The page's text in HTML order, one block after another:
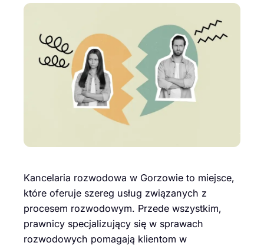
Kancelaria rozwodowa w Gorzowie to miejsce,
które oferuje szereg usług związanych z
procesem rozwodowym. Przede wszystkim,
prawnicy specjalizujący się w sprawach
rozwodowych pomagają klientom w